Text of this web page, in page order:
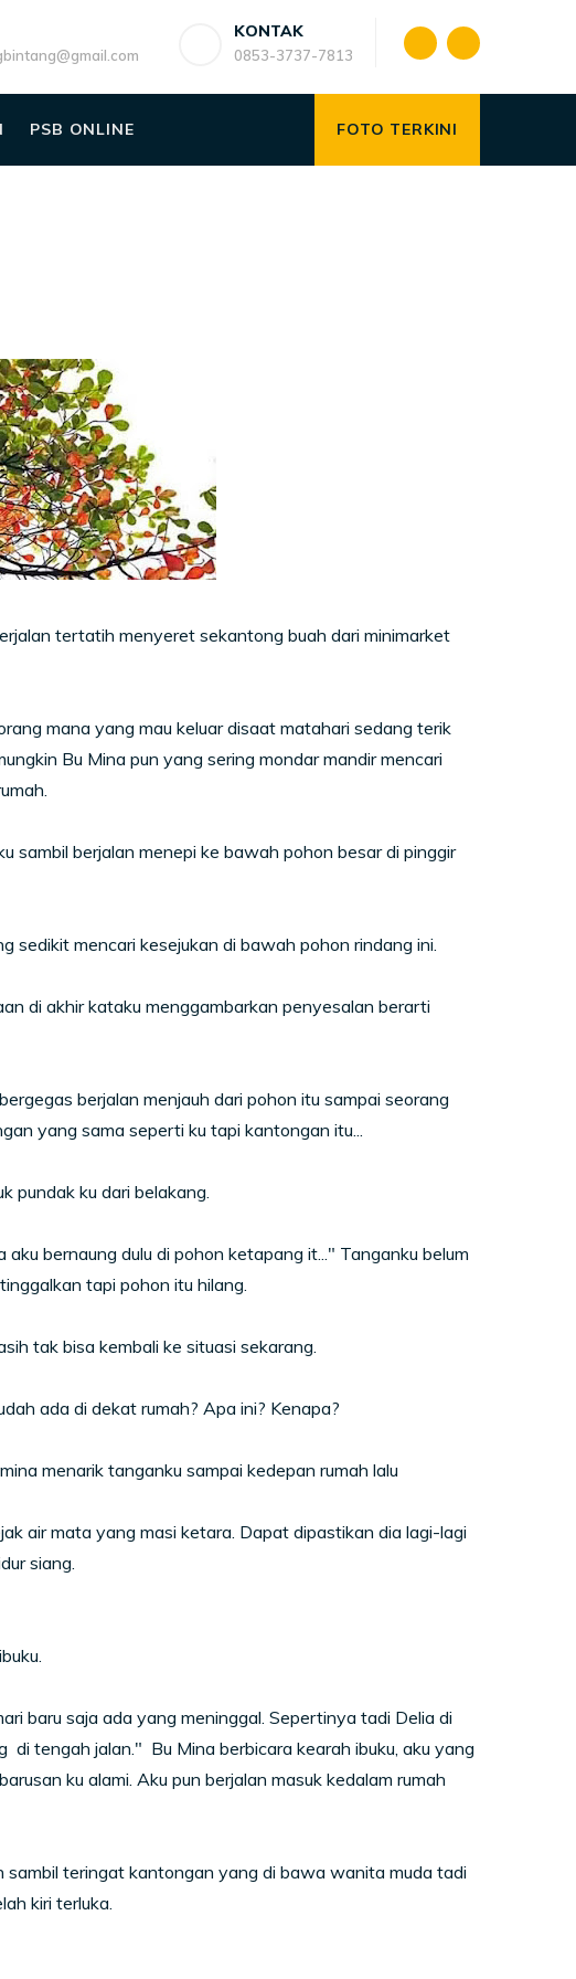
KONTAK
0853-3737-7813
PSB ONLINE FOTO TERKINI
tertatih menyeret sekantong buah dari minimarket
mana yang mau keluar disaat matahari sedang terik
Bu Mina pun yang sering mondar mandir mencari
sambil berjalan menepi ke bawah pohon besar di pinggir
sedikit mencari kesejukan di bawah pohon rindang ini.
di akhir kataku menggambarkan penyesalan berarti
berjalan menjauh dari pohon itu sampai seorang
yang sama seperti ku tapi kantongan itu...
pundak ku dari belakang.
bernaung dulu di pohon ketapang it..." Tanganku belum
tapi pohon itu hilang.
tak bisa kembali ke situasi sekarang.
ada di dekat rumah? Apa ini? Kenapa?
menarik tanganku sampai kedepan rumah lalu
air mata yang masi ketara. Dapat dipastikan dia lagi-lagi
siang.
baru saja ada yang meninggal. Sepertinya tadi Delia di
di tengah jalan." Bu Mina berbicara kearah ibuku, aku yang
ku alami. Aku pun berjalan masuk kedalam rumah
sambil teringat kantongan yang di bawa wanita muda tadi
kiri terluka.